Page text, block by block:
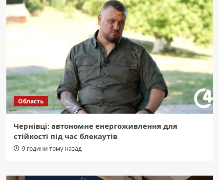
Область
Чернівці: автономне енергоживлення для
стійкості під час блекаутів
9 години тому назад